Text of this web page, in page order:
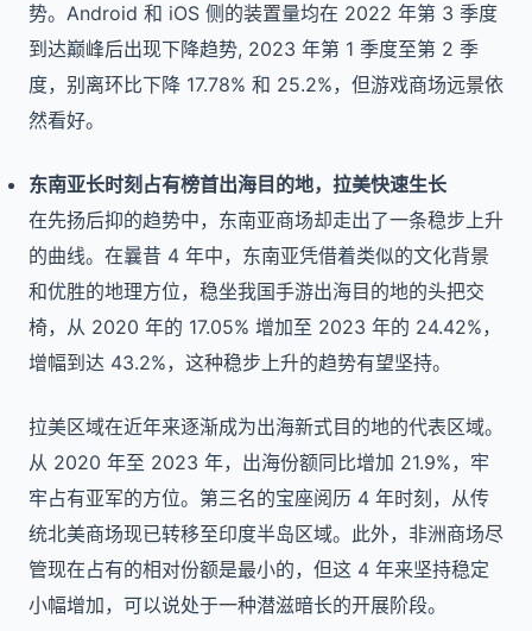
势。Android 和 iOS 侧的装置量均在 2022 年第 3 季度
到达巅峰后出现下降趋势, 2023 年第 1 季度至第 2 季
度，别离环比下降 17.78% 和 25.2%，但游戏商场远景依
然看好。
东南亚长时刻占有榜首出海目的地，拉美快速生长
在先扬后抑的趋势中，东南亚商场却走出了一条稳步上升
的曲线。在曩昔 4 年中，东南亚凭借着类似的文化背景
和优胜的地理方位，稳坐我国手游出海目的地的头把交
椅，从 2020 年的 17.05% 增加至 2023 年的 24.42%，
增幅到达 43.2%，这种稳步上升的趋势有望坚持。
拉美区域在近年来逐渐成为出海新式目的地的代表区域。
从 2020 年至 2023 年，出海份额同比增加 21.9%，牢
牢占有亚军的方位。第三名的宝座阅历 4 年时刻，从传
统北美商场现已转移至印度半岛区域。此外，非洲商场尽
管现在占有的相对份额是最小的，但这 4 年来坚持稳定
小幅增加，可以说处于一种潜滋暗长的开展阶段。